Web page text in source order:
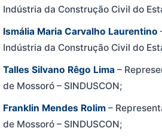
Indústria da Construção Civil do
Ismália Maria Carvalho Laurentino
Indústria da Construção Civil do
Talles Silvano Rêgo Lima –
de Mossoró – SINDUSCON;
Franklin Mendes Rolim –
de Mossoró – SINDUSCON;